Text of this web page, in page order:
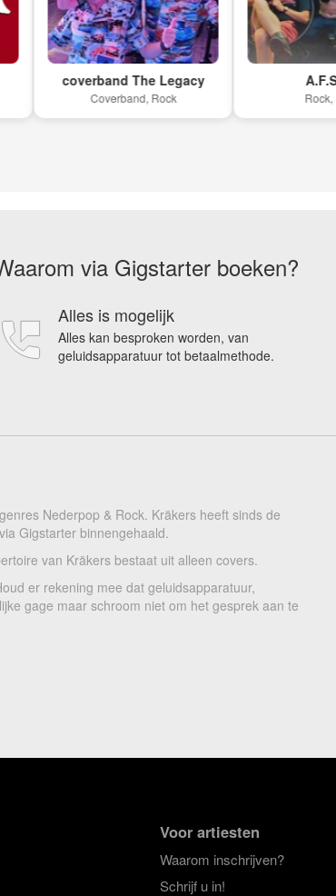
coverband The Legacy
Coverband, Rock
A.F.S.I.B.
Rock, Punk
via Gigstarter boeken?
Alles is mogelijk
Alles kan besproken worden, van
geluidsapparatuur tot betaalmethode.
Nederpop & Rock. Kräkers heeft sinds de
Gigstarter binnengehaald.
van Kräkers bestaat uit alleen covers.
er rekening mee dat geluidsapparatuur,
gage maar schroom niet om het gesprek aan te
Voor artiesten
Waarom inschrijven?
Schrijf u in!